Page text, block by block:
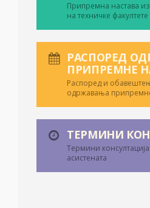
Припремна настава
на техничке факултете
РАСПОРЕД
ПРИПРЕМНЕ
Распоред и
одржавања
ТЕРМИНИ
Термини
асистената